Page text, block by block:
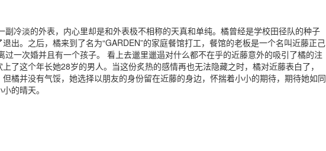
副冷淡的外表，内心里却是和外表极不相称的天真和单纯。橘曾经是学校田径队的种子
出。之后，橘来到了名为“GARDEN”的家庭餐馆打工，餐馆的老板是一个名叫近藤正己
过一次婚并且有一个孩子。 看上去邋里邋遢对什么都不在乎的近藤意外的吸引了橘的注
了这个年长她28岁的男人。当这份炙热的感情再也无法隐藏之时，橘对近藤表白了，
橘并没有气馁，她选择以朋友的身份留在近藤的身边，怀揣着小小的期待，期待她如同
的晴天。